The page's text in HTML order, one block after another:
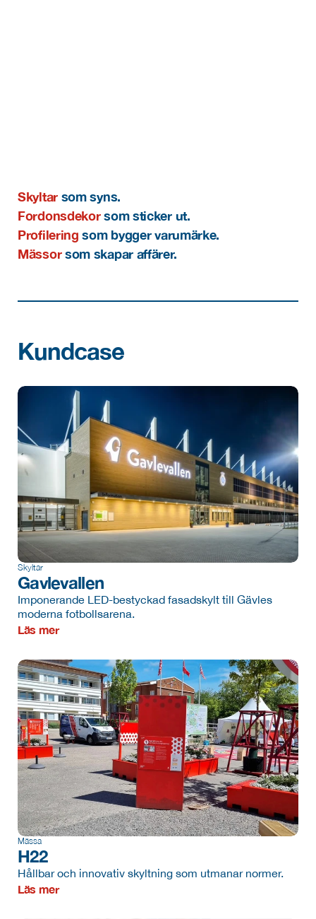
Skyltar som syns.
Fordonsdekor som sticker ut.
Profilering som bygger varumärke.
Mässor som skapar affärer.
Kundcase
Skyltar
Gavlevallen
Imponerande LED-bestyckad fasadskylt till Gävles
moderna fotbollsarena.
Läs mer
Mässa
H22
Hållbar och innovativ skyltning som utmanar normer.
Läs mer